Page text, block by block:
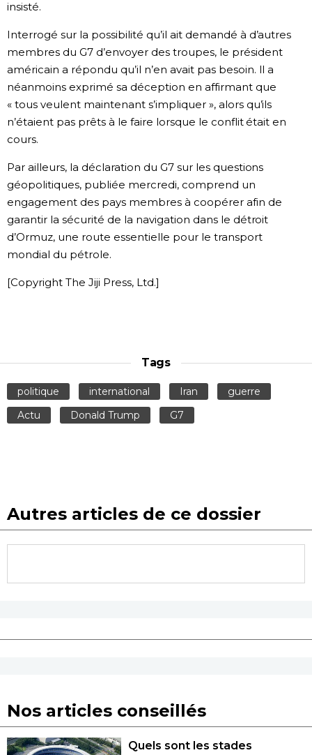
insisté.
Interrogé sur la possibilité qu’il ait demandé à d’autres
membres du G7 d’envoyer des troupes, le président
américain a répondu qu’il n’en avait pas besoin. Il a
néanmoins exprimé sa déception en affirmant que
« tous veulent maintenant s’impliquer », alors qu’ils
n’étaient pas prêts à le faire lorsque le conflit était en
cours.
Par ailleurs, la déclaration du G7 sur les questions
géopolitiques, publiée mercredi, comprend un
engagement des pays membres à coopérer afin de
garantir la sécurité de la navigation dans le détroit
d’Ormuz, une route essentielle pour le transport
mondial du pétrole.
[Copyright The Jiji Press, Ltd.]
Tags
politique international Iran
guerre
Actu
Donald Trump G7
Autres articles de ce dossier
Nos articles conseillés
Quels sont les stades